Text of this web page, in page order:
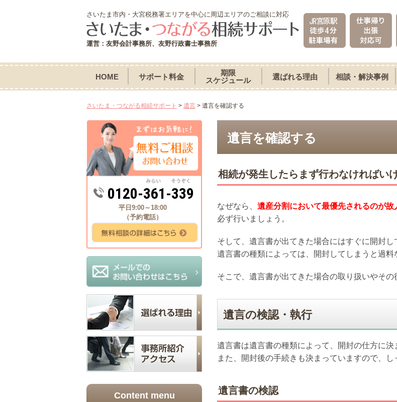
さいたま市内・大宮税務署エリアを中心に周辺エリアのご相談に対応
運営：友野会計事務所、友野行政書士事務所
HOME サポート料金
期限
スケジュール
選ばれる理由 相談・解決事例
さいたま・つながる相続サポート > 遺言 > 遺言を確認する
遺言を確認する
相続が発生したらまず行わなければい
なぜなら、 遺産分割において最優先されるのが故
必ず行いましょう。
そして、遺言書が出てきた場合にはすぐに開封し
遺言書の種類によっては、開封してしまうと過料
そこで、遺言書が出てきた場合の取り扱いやそ
遺言の検認・執行
遺言書は遺言書の種類によって、開封の仕方に決
また、開封後の手続きも決まっていますので、し
遺言書の検認
0120-361-339
平日9:00～18:00
（予約電話）
Content menu